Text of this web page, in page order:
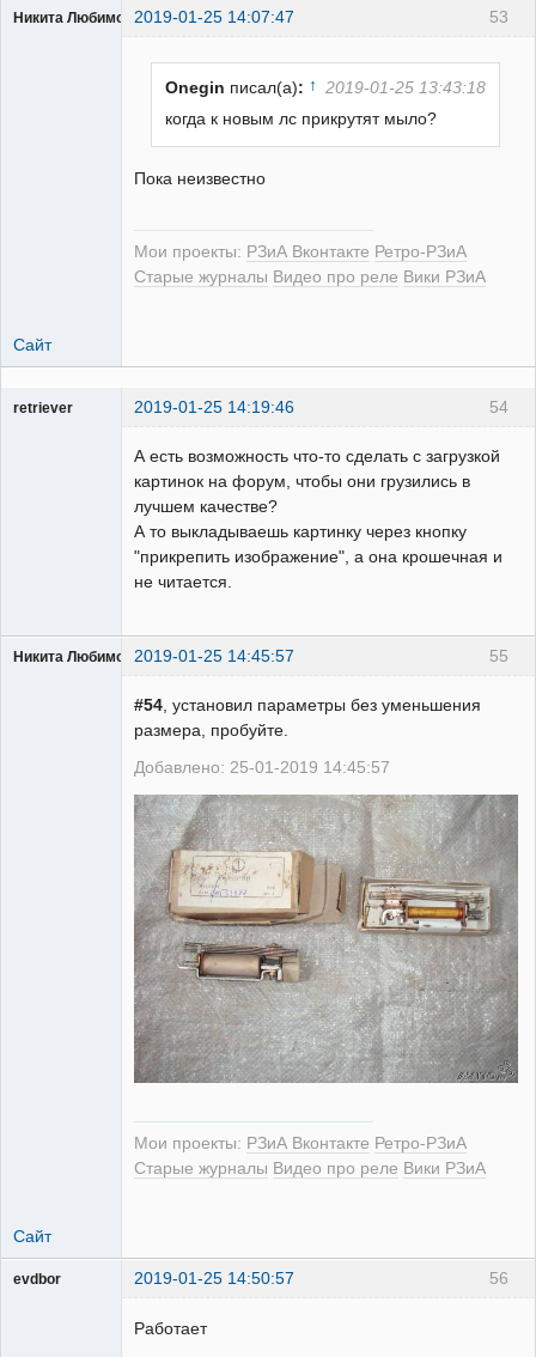
53
Никита Любимов 2019-01-25 14:07:47
Onegin писал(а): ↑ 2019-01-25 13:43:18
когда к новым лс прикрутят мыло?
Пока неизвестно
Мои проекты: РЗиА Вконтакте Ретро-РЗиА
Старые журналы Видео про реле Вики РЗиА
Сайт
54
retriever 2019-01-25 14:19:46
А есть возможность что-то сделать с загрузкой
картинок на форум, чтобы они грузились в
лучшем качестве?
А то выкладываешь картинку через кнопку
"прикрепить изображение", а она крошечная и
не читается.
55
Никита Любимов 2019-01-25 14:45:57
#54 , установил параметры без уменьшения
размера, пробуйте.
Добавлено: 25-01-2019 14:45:57
Мои проекты: РЗиА Вконтакте Ретро-РЗиА
Старые журналы Видео про реле Вики РЗиА
Сайт
56
evdbor 2019-01-25 14:50:57
Работает